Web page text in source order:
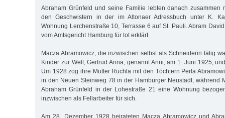
Abraham Grünfeld und seine Familie lebten danach zusammen
den Geschwistern in der im Altonaer Adressbuch unter K.
Wohnung Lerchenstraße 10, Terrasse 6 auf St. Pauli. Abram
vom Amtsgericht Hamburg für tot erklärt.
Macza Abramowicz, die inzwischen selbst als Schneiderin tätig
Kinder zur Welt, Gertrud Anna, genannt Anni, am 1. Juni 1925,
Um 1928 zog ihre Mutter Ruchla mit den Töchtern Perla
in den Neuen Steinweg 78 in der Hamburger Neustadt, während
Abraham Grünfeld in der Lohestraße 21 eine Wohnung
inzwischen als Fellarbeiter für sich.
Am 28. Dezember 1928 heirateten Macza Abramowicz und